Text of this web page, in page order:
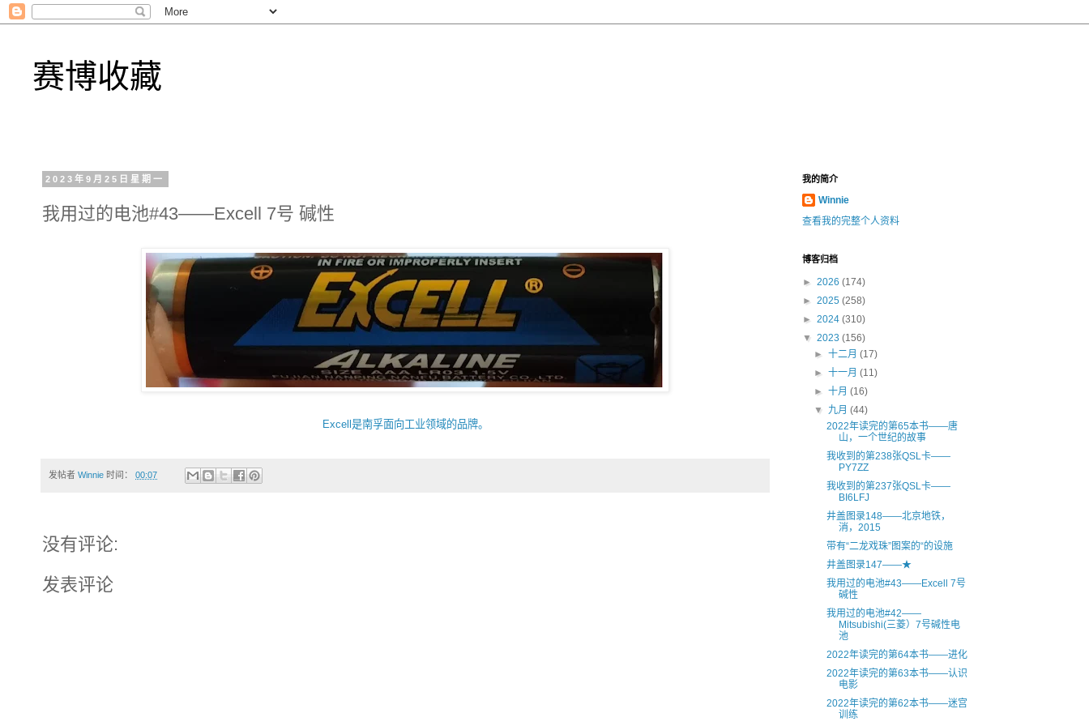
赛博收藏
2023年9月25日星期一
我用过的电池#43——Excell 7号 碱性
Excell是南孚面向工业领域的品牌。
发帖者 Winnie 时间： 00:07
没有评论:
发表评论
我的简介
Winnie
查看我的完整个人资料
博客归档
► 2026 (174)
► 2025 (258)
► 2024 (310)
▼ 2023 (156)
►十二月(17)
►十一月(11)
►十月(16)
▼ 九月(44)
2022年读完的第65本书——唐
山，一个世纪的故事
我收到的第238张QSL卡——
PY7ZZ
我收到的第237张QSL卡——
BI6LFJ
井盖图录148——北京地铁，
消，2015
带有“二龙戏珠”图案的“的设施
井盖图录147——★
我用过的电池#43——Excell 7号
碱性
我用过的电池#42——
Mitsubishi(三菱）7号碱性电
池
2022年读完的第64本书——进化
2022年读完的第63本书——认识
电影
2022年读完的第62本书——迷宫
训练